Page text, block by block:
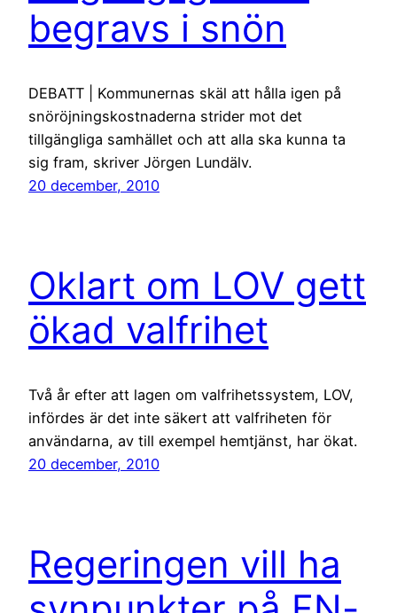
begravs i snön
DEBATT | Kommunernas skäl att hålla igen på
snöröjningskostnaderna strider mot det
tillgängliga samhället och att alla ska kunna ta
sig fram, skriver Jörgen Lundälv.
20 december, 2010
Oklart om LOV gett
ökad valfrihet
Två år efter att lagen om valfrihetssystem, LOV,
infördes är det inte säkert att valfriheten för
användarna, av till exempel hemtjänst, har ökat.
20 december, 2010
Regeringen vill ha